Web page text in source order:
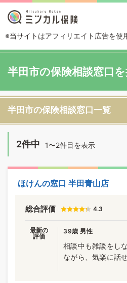
※当サイトはアフィリエイト広告を使
半田市
半田市の保険相談窓口を
半田市の保険相談窓口一覧
2件中 1〜2件目を表示
ほけんの窓口 半田青山店
総合評価 4.3
最新の
評価
39歳 男性
相談中も雑談をし
ながら、気楽に話